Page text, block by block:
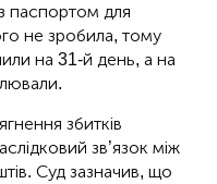
паспортом для
не зробила, тому
на 31-й день, а на
збитків
зв’язок між
Суд зазначив, що